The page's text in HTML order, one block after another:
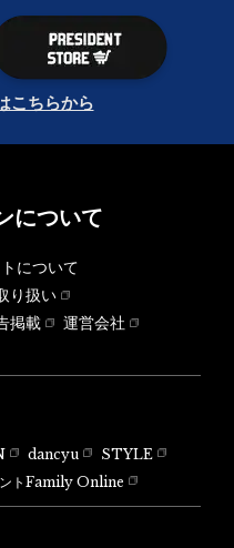
こちらから
について
について
り扱い
掲載
運営会社
dancyu
STYLE
ントFamily Online